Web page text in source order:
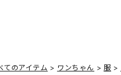
てのアイテム ワンちゃん 服